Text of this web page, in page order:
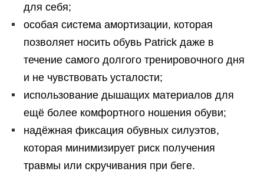
для себя;
особая система амортизации, которая
позволяет носить обувь Patrick даже в
течение самого долгого тренировочного дня
и не чувствовать усталости;
использование дышащих материалов для
ещё более комфортного ношения обуви;
надёжная фиксация обувных силуэтов,
которая минимизирует риск получения
травмы или скручивания при беге.